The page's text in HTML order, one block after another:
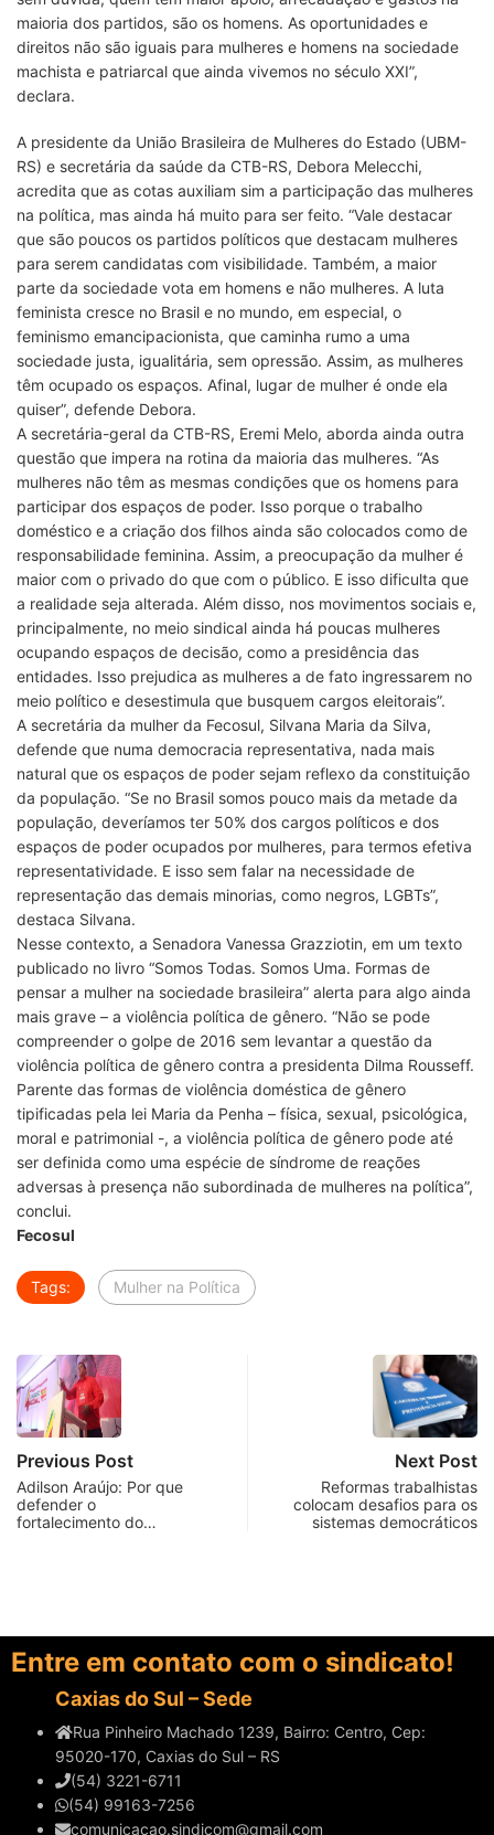
maioria dos partidos, são os homens. As oportunidades e
direitos não são iguais para mulheres e homens na sociedade
machista e patriarcal que ainda vivemos no século XXI”,
declara.
A presidente da União Brasileira de Mulheres do Estado (UBM-
RS) e secretária da saúde da CTB-RS, Debora Melecchi,
acredita que as cotas auxiliam sim a participação das mulheres
na política, mas ainda há muito para ser feito. “Vale destacar
que são poucos os partidos políticos que destacam mulheres
para serem candidatas com visibilidade. Também, a maior
parte da sociedade vota em homens e não mulheres. A luta
feminista cresce no Brasil e no mundo, em especial, o
feminismo emancipacionista, que caminha rumo a uma
sociedade justa, igualitária, sem opressão. Assim, as mulheres
têm ocupado os espaços. Afinal, lugar de mulher é onde ela
quiser”, defende Debora.
A secretária-geral da CTB-RS, Eremi Melo, aborda ainda outra
questão que impera na rotina da maioria das mulheres. “As
mulheres não têm as mesmas condições que os homens para
participar dos espaços de poder. Isso porque o trabalho
doméstico e a criação dos filhos ainda são colocados como de
responsabilidade feminina. Assim, a preocupação da mulher é
maior com o privado do que com o público. E isso dificulta que
a realidade seja alterada. Além disso, nos movimentos sociais e,
principalmente, no meio sindical ainda há poucas mulheres
ocupando espaços de decisão, como a presidência das
entidades. Isso prejudica as mulheres a de fato ingressarem no
meio político e desestimula que busquem cargos eleitorais”.
A secretária da mulher da Fecosul, Silvana Maria da Silva,
defende que numa democracia representativa, nada mais
natural que os espaços de poder sejam reflexo da constituição
da população. “Se no Brasil somos pouco mais da metade da
população, deveríamos ter 50% dos cargos políticos e dos
espaços de poder ocupados por mulheres, para termos efetiva
representatividade. E isso sem falar na necessidade de
representação das demais minorias, como negros, LGBTs”,
destaca Silvana.
Nesse contexto, a Senadora Vanessa Grazziotin, em um texto
publicado no livro “Somos Todas. Somos Uma. Formas de
pensar a mulher na sociedade brasileira” alerta para algo ainda
mais grave – a violência política de gênero. “Não se pode
compreender o golpe de 2016 sem levantar a questão da
violência política de gênero contra a presidenta Dilma Rousseff.
Parente das formas de violência doméstica de gênero
tipificadas pela lei Maria da Penha – física, sexual, psicológica,
moral e patrimonial -, a violência política de gênero pode até
ser definida como uma espécie de síndrome de reações
adversas à presença não subordinada de mulheres na política”,
conclui.
Fecosul
Tags: Mulher na Política
Previous Post
Adilson Araújo: Por que
defender o
fortalecimento do…
Next Post
Reformas trabalhistas
colocam desafios para os
sistemas democráticos
Entre em contato com o sindicato!
Caxias do Sul – Sede
Rua Pinheiro Machado 1239, Bairro: Centro, Cep:
95020-170, Caxias do Sul – RS
(54) 3221-6711
(54) 99163-7256
comunicacao.sindicom@gmail.com